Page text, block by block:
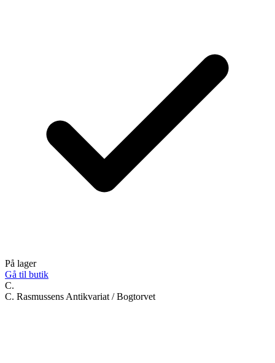
På lager
Gå til butik
C.
C. Rasmussens Antikvariat / Bogtorvet